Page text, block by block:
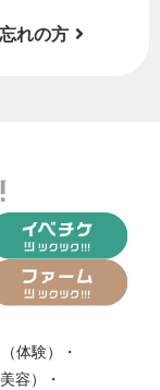
れの方
体験）
・
容）
・